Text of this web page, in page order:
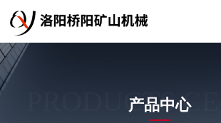
PRODUCTS
产品中心